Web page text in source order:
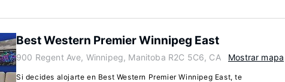
Best Western Premier Winnipeg East
900 Regent Ave, Winnipeg, Manitoba R2C 5C6, CA Mostrar mapa
Si decides alojarte en Best Western Premier Winnipeg East, te